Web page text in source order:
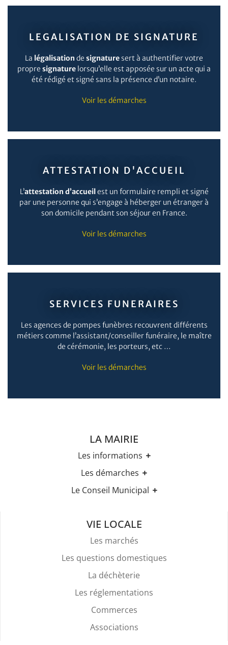
LEGALISATION DE SIGNATURE
La légalisation de signaturesert à authentifier votre
propre signature lorsqu’elle est apposée sur un acte qui a
été rédigé et signé sans la présence d’un notaire.
Voir les démarches
ATTESTATION D'ACCUEIL
L’attestation d’accueilest un formulaire rempli et signé
par une personne qui s’engage à héberger un étranger à
son domicile pendant son séjour en France.
Voir les démarches
SERVICES FUNERAIRES
Les agences de pompes funèbres recouvrent différents
métiers comme l’assistant/conseiller funéraire, le maître
de cérémonie, les porteurs, etc …
Voir les démarches
LA MAIRIE
Les informations
Les horaires
Les élections
Stationnement
Les démarches
Etat-civil
Recensement militaire
Mariage & Pacs
Livret de Famille
Légalisation de signature
Services Funéraires
Le Conseil Municipal
VIE LOCALE
Les marchés
Les questions domestiques
La déchèterie
Les réglementations
Commerces
Associations